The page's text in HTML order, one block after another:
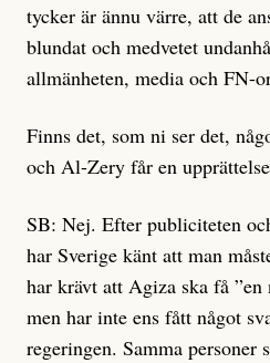
tycker är ännu värre, att de
blundat och medvetet
allmänheten, media och FN-
Finns det, som ni ser det,
och Al-Zery får en
SB: Nej. Efter publiciteten
har Sverige känt att man
har krävt att Agiza ska få ”en
men har inte ens fått något
regeringen. Samma personer